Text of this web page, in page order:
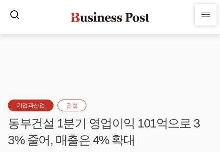
기업과산업 건설
동부건설 1분기 영업이익 101억으로 3
3% 줄어, 매출은 4% 확대